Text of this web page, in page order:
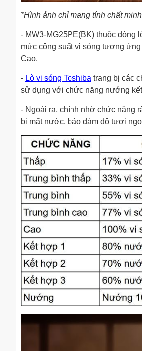
*Hình ảnh chỉ mang tính chất
- MW3-MG25PE(BK) thuộc dòng
mức công suất vi sóng tương
Cao.
- Lò vi sóng Toshiba trang bị các
sử dụng với chức năng nướng
- Ngoài ra, chính nhờ chức năng
bị mất nước, bảo đảm độ tươi